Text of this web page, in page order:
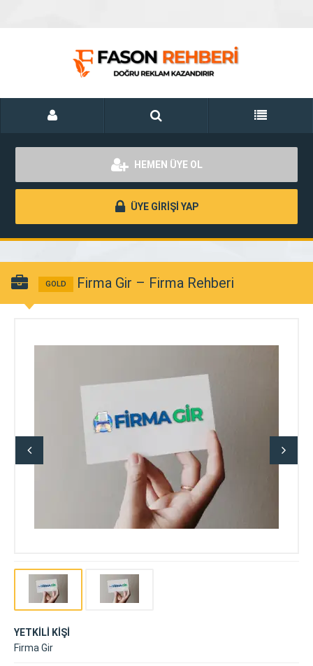
HEMEN ÜYE OL
ÜYE GİRİŞİ YAP
GOLD Firma Gir – Firma Rehberi
YETKİLİ KİŞİ
Firma Gir